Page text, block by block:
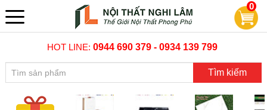
0
HOT LINE:0944 690 379 - 0934 139 799
Tìm kiếm